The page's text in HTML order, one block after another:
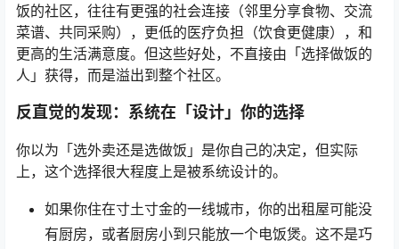
饭的社区，往往有更强的社会连接（邻里分享食物、交流
菜谱、共同采购），更低的医疗负担（饮食更健康），和
更高的生活满意度。但这些好处，不直接由「选择做饭的
人」获得，而是溢出到整个社区。
反直觉的发现：系统在「设计」你的选择
你以为「选外卖还是选做饭」是你自己的决定，但实际
上，这个选择很大程度上是被系统设计的。
如果你住在寸土寸金的一线城市，你的出租屋可能没
有厨房，或者厨房小到只能放一个电饭煲。这不是巧